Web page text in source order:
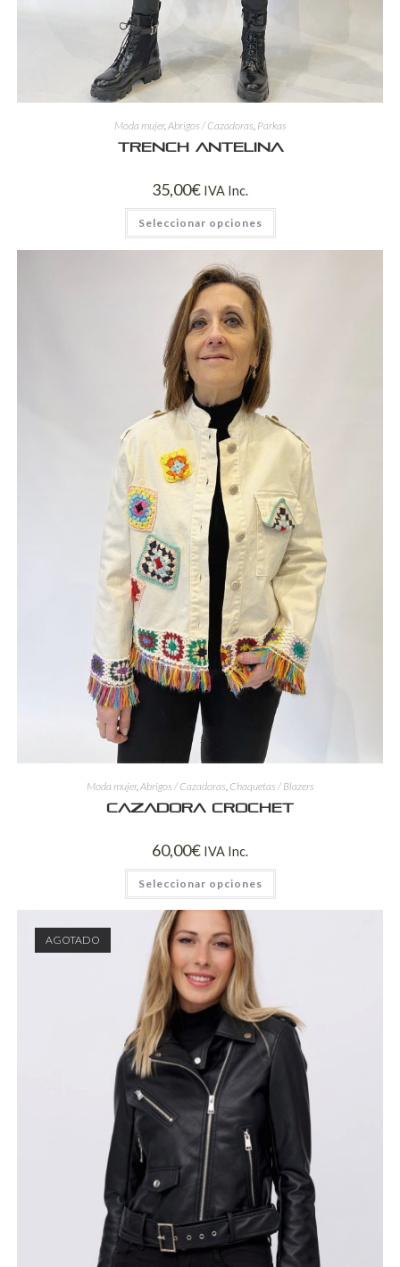
Moda mujer,Abrigos / Cazadoras, Parkas
Trench antelina
35,00€ IVA Inc.
Seleccionar opciones
Moda mujer, Abrigos / Cazadoras Chaquetas / Blazers
Cazadora crochet
60,00€ IVA Inc.
Seleccionar opciones
AGOTADO